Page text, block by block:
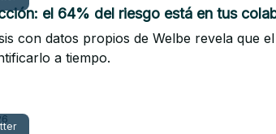
el 64% del riesgo está en tus
con datos propios de Welbe revela que
a tiempo.